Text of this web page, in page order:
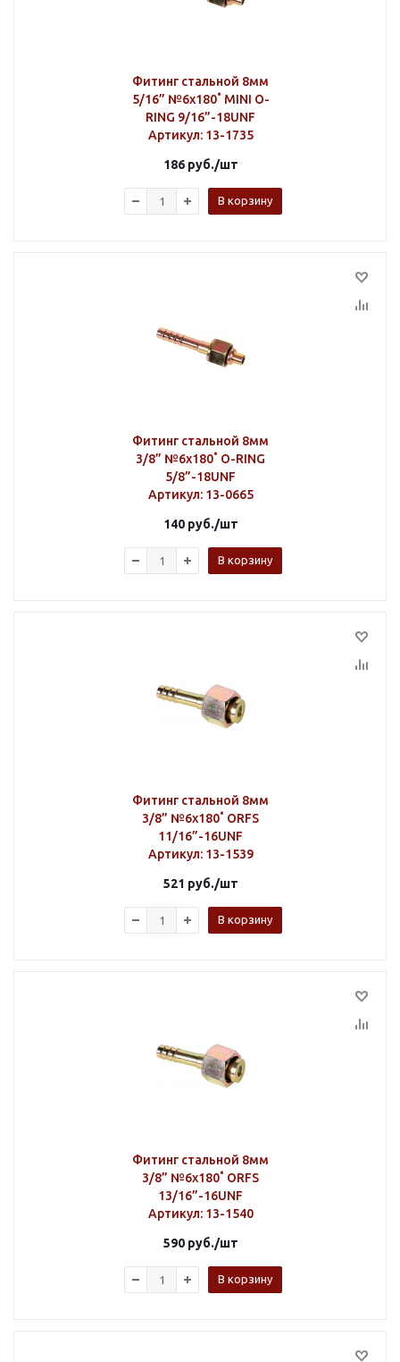
Фитинг стальной 8мм
5/16” №6х180˚ MINI O-
RING 9/16”-18UNF
Артикул: 13-1735
186руб./шт
В корзину
Фитинг стальной 8мм
3/8” №6х180˚ O-RING
5/8”-18UNF
Артикул: 13-0665
140руб./шт
В корзину
Фитинг стальной 8мм
3/8” №6х180˚ ORFS
11/16”-16UNF
Артикул: 13-1539
521 руб./шт
В корзину
Фитинг стальной 8мм
3/8” №6х180˚ ORFS
13/16”-16UNF
Артикул: 13-1540
590руб./шт
В корзину